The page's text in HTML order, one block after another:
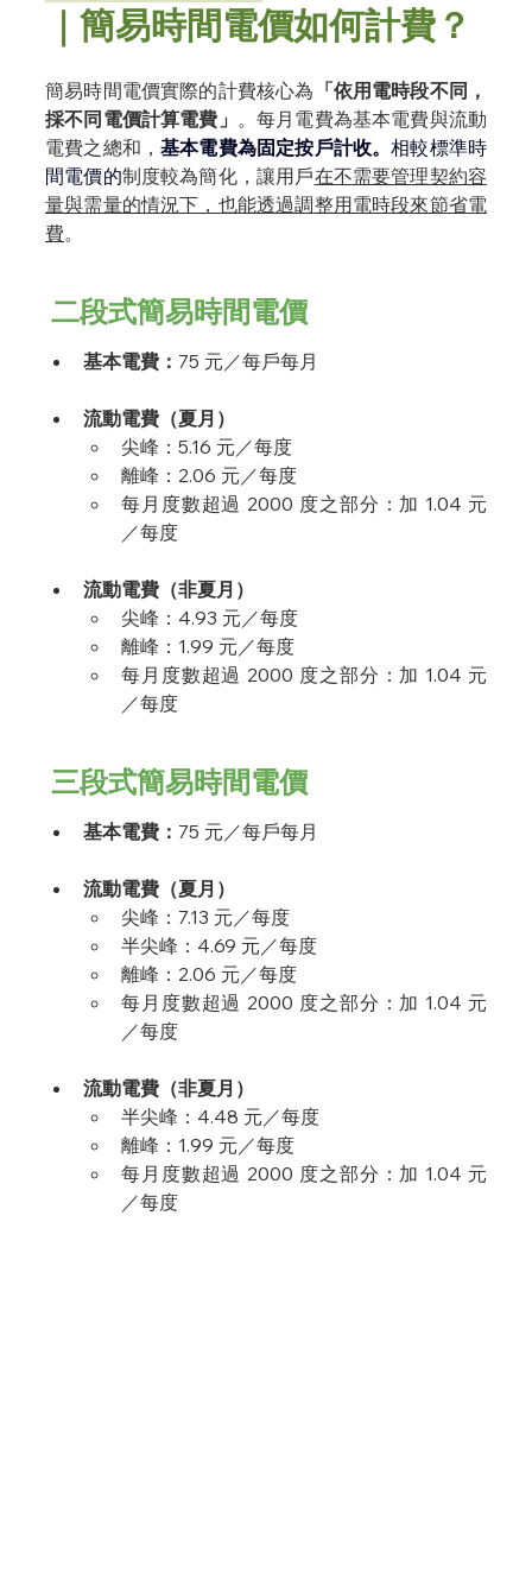
｜簡易時間電價如何計費？
簡易時間電價實際的計費核心為 「依用電時段不同，
採不同電價計算電費」 。每月電費為基本電費與流動
電費之總和，基本電費為固定按戶計收。相較標準時
間電價的制度較為簡化，讓用戶在不需要管理契約容
量與需量的情況下，也能透過調整用電時段來節省電
費。
二段式簡易時間電價
基本電費： 75 元／每戶每月
流動電費（夏月）
尖峰：5.16 元／每度
離峰：2.06 元／每度
每月度數超過 2000 度之部分：加 1.04 元
／每度
流動電費（非夏月）
尖峰：4.93 元／每度
離峰：1.99 元／每度
每月度數超過 2000 度之部分：加 1.04 元
／每度
三段式簡易時間電價
基本電費： 75 元／每戶每月
流動電費（夏月）
尖峰：7.13 元／每度
半尖峰：4.69 元／每度
離峰：2.06 元／每度
每月度數超過 2000 度之部分：加 1.04 元
／每度
流動電費（非夏月）
半尖峰：4.48 元／每度
離峰：1.99 元／每度
每月度數超過 2000 度之部分：加 1.04 元
／每度